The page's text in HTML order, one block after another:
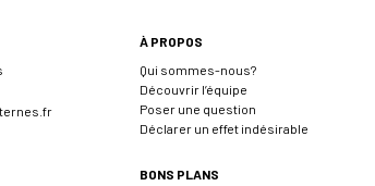
À PROPOS
Qui sommes-nous?
Découvrir l’équipe
Poser une question
Déclarer un effet indésirable
BONS PLANS